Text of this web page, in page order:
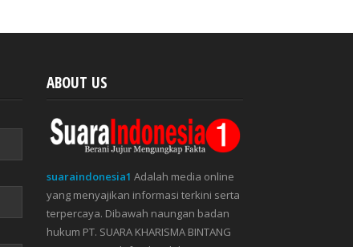
ABOUT US
suaraindonesia1 Adalah media online
yang menyajikan informasi terkini serta
terpercaya. Dibawah naungan badan
hukum PT. SUARA KHARISMA BINTANG